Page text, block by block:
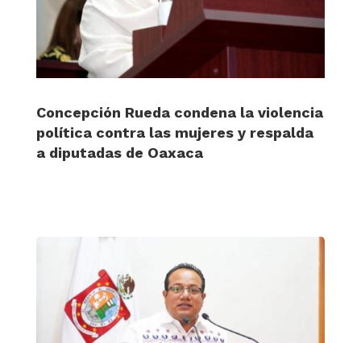
Concepción Rueda condena la violencia
política contra las mujeres y respalda
a diputadas de Oaxaca